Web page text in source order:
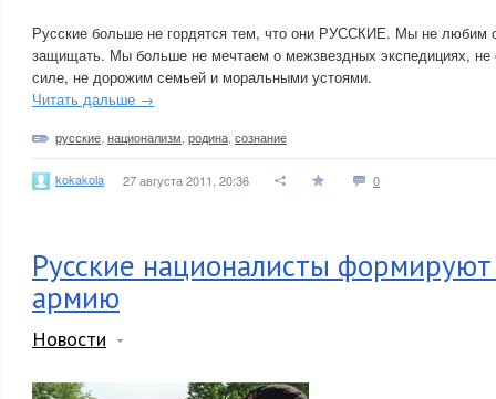
Русские больше не гордятся тем, что они РУССКИЕ. Мы не любим
защищать. Мы больше не мечтаем о межзвездных экспедициях, не
силе, не дорожим семьей и моральными устоями.
Читать дальше →
русские национализм родина сознание
kokakola 27 августа 2011, 20:36 0
Русские националисты
армию
Новости